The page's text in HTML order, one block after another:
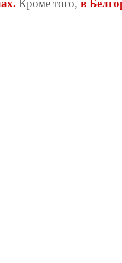
Кроме того, в